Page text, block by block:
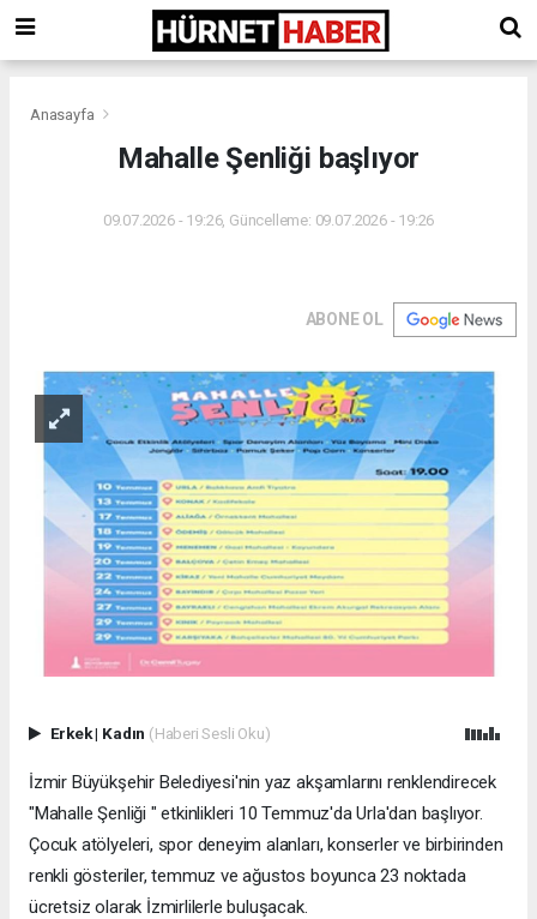
Anasayfa
Mahalle Şenliği başlıyor
09.07.2026 - 19:26, Güncelleme: 09.07.2026 - 19:26
ABONE OL
Erkek| Kadın (Haberi Sesli Oku)
İzmir Büyükşehir Belediyesi'nin yaz akşamlarını renklendirecek
"Mahalle Şenliği " etkinlikleri 10 Temmuz'da Urla'dan başlıyor.
Çocuk atölyeleri, spor deneyim alanları, konserler ve birbirinden
renkli gösteriler, temmuz ve ağustos boyunca 23 noktada
ücretsiz olarak İzmirlilerle buluşacak.